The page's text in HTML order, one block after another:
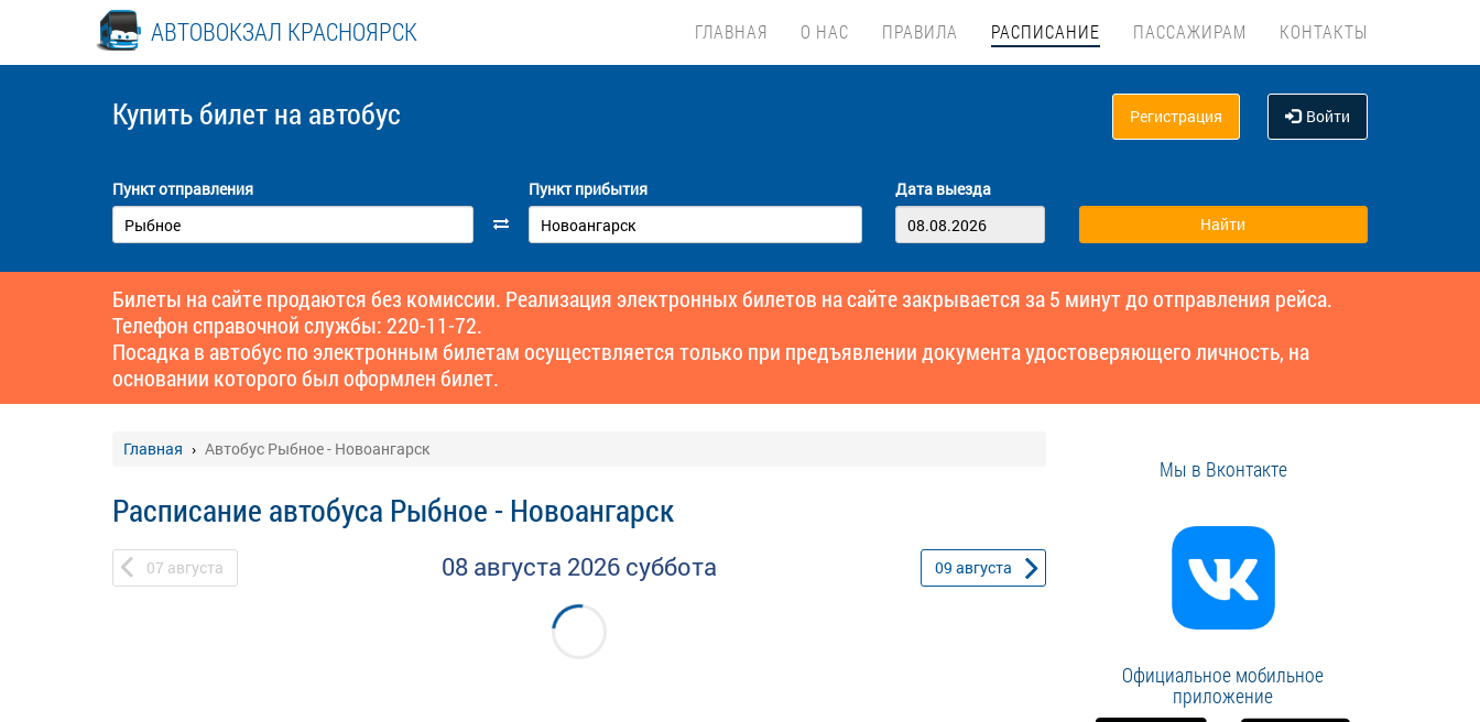
АВТОВОКЗАЛ КРАСНОЯРСК ГЛАВНАЯ О НАС ПРАВИЛА РАСПИСАНИЕ ПАССАЖИРАМ КОНТАКТЫ
Купить билет на автобус Регистрация Войти
Пункт отправления Пункт прибытия Дата выезда
Билеты на сайте продаются без комиссии. Реализация электронных билетов на сайте закрывается за 5 минут до отправления рейса.
Телефон справочной службы: 220-11-72.
Посадка в автобус по электронным билетам осуществляется только при предъявлении документа удостоверяющего личность, на
основании которого был оформлен билет.
Главная Автобус Рыбное - Новоангарск
Расписание автобуса Рыбное - Новоангарск
07 августа 08 августа 2026 суббота 09 августа
Мы в Вконтакте
Официальное мобильное
приложение